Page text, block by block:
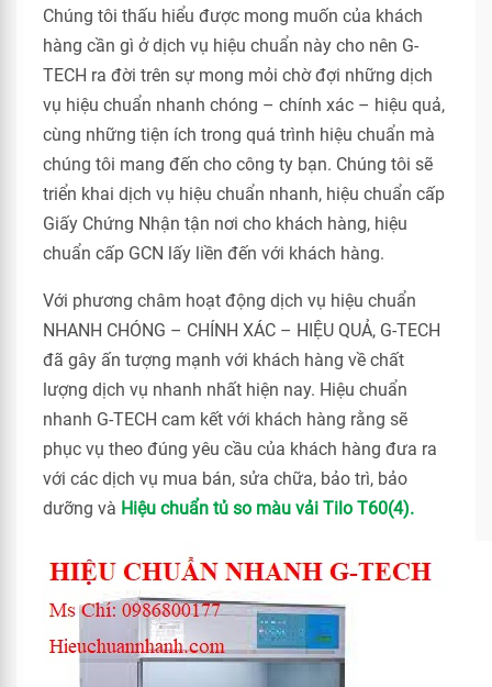
Chúng tôi thấu hiểu được mong muốn của khách
hàng cần gì ở dịch vụ hiệu chuẩn này cho nên G-
TECH ra đời trên sự mong mỏi chờ đợi những dịch
vụ hiệu chuẩn nhanh chóng – chính xác – hiệu quả,
cùng những tiện ích trong quá trình hiệu chuẩn mà
chúng tôi mang đến cho công ty bạn. Chúng tôi sẽ
triển khai dịch vụ hiệu chuẩn nhanh, hiệu chuẩn cấp
Giấy Chứng Nhận tận nơi cho khách hàng, hiệu
chuẩn cấp GCN lấy liền đến với khách hàng.
Với phương châm hoạt động dịch vụ hiệu chuẩn
NHANH CHÓNG – CHÍNH XÁC – HIỆU QUẢ, G-TECH
đã gây ấn tượng mạnh với khách hàng về chất
lượng dịch vụ nhanh nhất hiện nay. Hiệu chuẩn
nhanh G-TECH cam kết với khách hàng rằng sẽ
phục vụ theo đúng yêu cầu của khách hàng đưa ra
với các dịch vụ mua bán, sửa chữa, bảo trì, bảo
dưỡng và Hiệu chuẩn tủ so màu vải Tilo T60(4).